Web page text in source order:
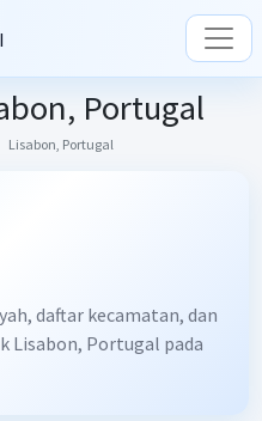
Portugal
Lisabon, Portugal
daftar kecamatan, dan
Lisabon, Portugal pada